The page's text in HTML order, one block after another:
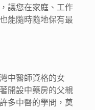
讓您在家庭、工作
能隨時隨地保有最
中醫師資格的女
開設中藥房的父親
多中醫的學問，奠